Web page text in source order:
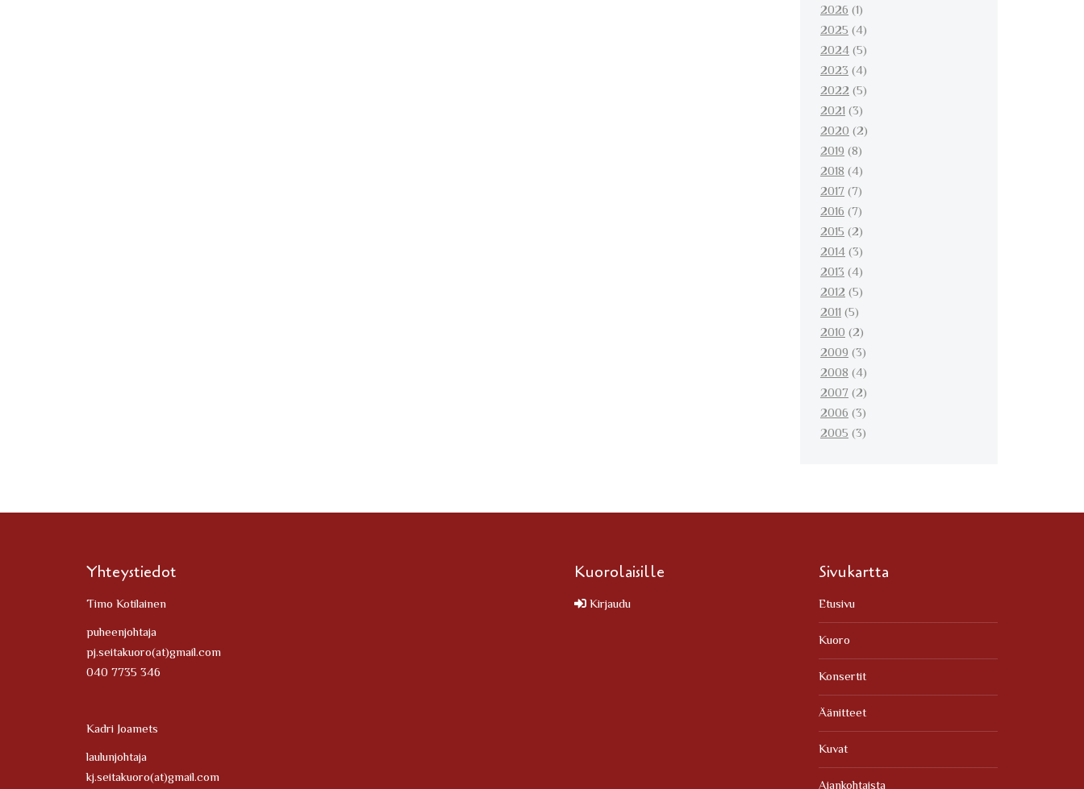
2026(1)
2025(4)
2024(5)
2023(4)
2022(5)
2021(3)
2020(2)
2019(8)
2018(4)
2017(7)
2016(7)
2015(2)
2014(3)
2013(4)
2012(5)
2011(5)
2010(2)
2009(3)
2008(4)
2007(2)
2006(3)
2005(3)
Yhteystiedot
Timo Kotilainen
puheenjohtaja
pj.seitakuoro(at)gmail.com
040 7735 346
Kadri Joamets
laulunjohtaja
kj.seitakuoro(at)gmail.com
Kuorolaisille
Kirjaudu
Sivukartta
Etusivu
Kuoro
Konsertit
Äänitteet
Kuvat